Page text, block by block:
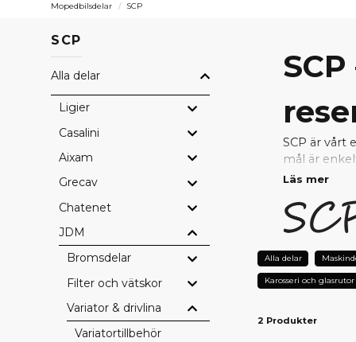
Mopedbilsdelar SCP
SCP
Alla delar
Ligier
Casalini
Aixam
Grecav
Chatenet
JDM
Bromsdelar
Filter och vätskor
Variator & drivlina
Variatortillbehör
SCP är vårt
mål är
uppfyller
reparera
Prisvärda–
Perfekt
Läs mer
Alla delar
Karosseri och glasrutor
2 Produkter